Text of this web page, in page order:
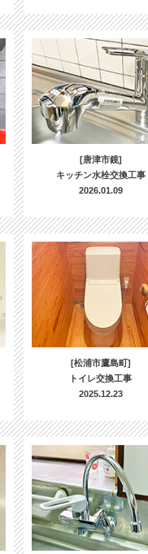
[唐津市鏡]
キッチン水栓交換工事
2026.01.09
[松浦市鷹島町]
トイレ交換工事
2025.12.23